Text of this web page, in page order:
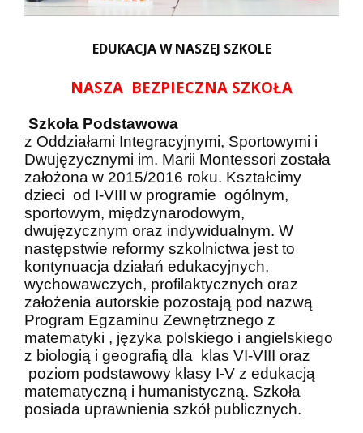
EDUKACJA W NASZEJ SZKOLE
NASZA BEZPIECZNA SZKOŁA
Szkoła Podstawowa
z Oddziałami Integracyjnymi, Sportowymi i
Dwujęzycznymi im. Marii Montessori została
założona w 2015/2016 roku. Kształcimy
dzieci od I-VIII w programie ogólnym,
sportowym, międzynarodowym,
dwujęzycznym oraz indywidualnym. W
następstwie reformy szkolnictwa jest to
kontynuacja działań edukacyjnych,
wychowawczych, profilaktycznych oraz
założenia autorskie pozostają pod nazwą
Program Egzaminu Zewnętrznego z
matematyki , języka polskiego i angielskiego
z biologią i geografią dla klas VI-VIII oraz
poziom podstawowy klasy I-V z edukacją
matematyczną i humanistyczną. Szkoła
posiada uprawnienia szkół publicznych.